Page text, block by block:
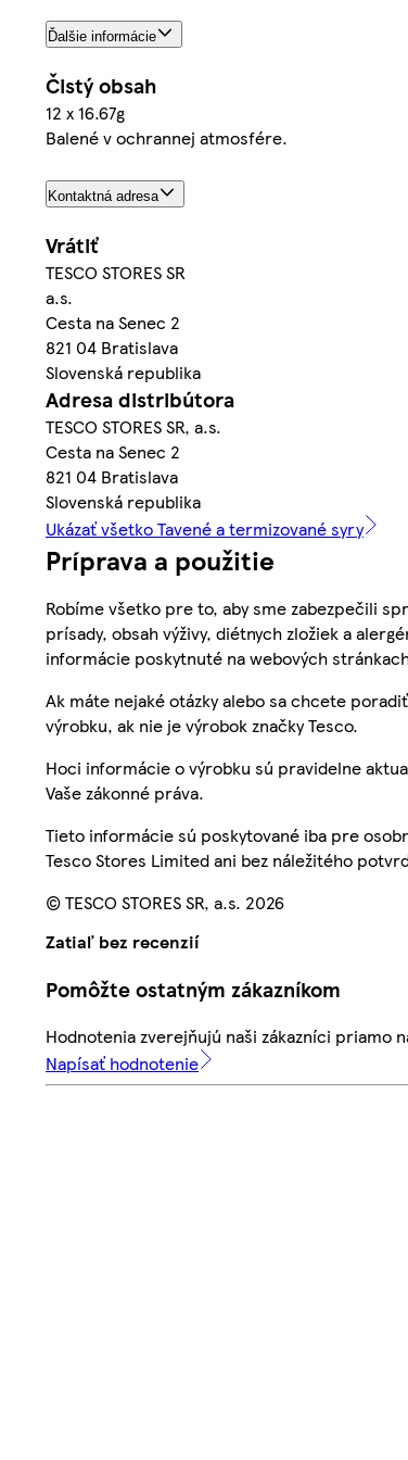
Ďalšie informácie
Čistý obsah
12 x 16.67g
Balené v ochrannej atmosfére.
Kontaktná adresa
Vrátiť
TESCO STORES SR
a.s.
Cesta na Senec 2
821 04 Bratislava
Slovenská republika
Adresa distribútora
TESCO STORES SR, a.s.
Cesta na Senec 2
821 04 Bratislava
Slovenská republika
Ukázať všetko Tavené a termizované syry
Príprava a použitie
Robíme všetko pre to, aby sme zabezpečili
prísady, obsah výživy, diétnych zložiek a
informácie poskytnuté na webových
Ak máte nejaké otázky alebo sa chcete
výrobku, ak nie je výrobok značky Tesco.
Hoci informácie o výrobku sú pravidelne
Vaše zákonné práva.
Tieto informácie sú poskytované iba pre
Tesco Stores Limited ani bez náležitého
© TESCO STORES SR, a.s. 2026
Zatiaľ bez recenzií
Pomôžte ostatným zákazníkom
Hodnotenia zverejňujú naši zákazníci priamo
Napísať hodnotenie